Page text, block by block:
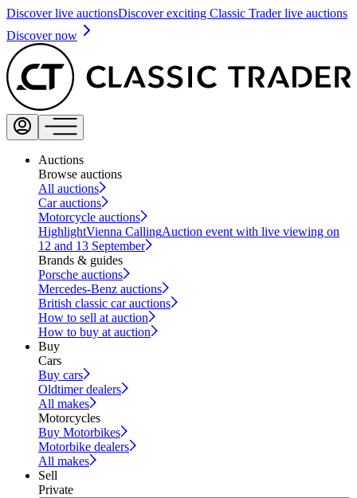
Discover live auctionsDiscover exciting Classic Trader live auctions
Discover now
Auctions
Browse auctions
All auctions
Car auctions
Motorcycle auctions
HighlightVienna CallingAuction event with live viewing on
12 and 13 September
Brands & guides
Porsche auctions
Mercedes-Benz auctions
British classic car auctions
How to sell at auction
How to buy at auction
Buy
Cars
Buy cars
Oldtimer dealers
All makes
Motorcycles
Buy Motorbikes
Motorbike dealers
All makes
Sell
Private